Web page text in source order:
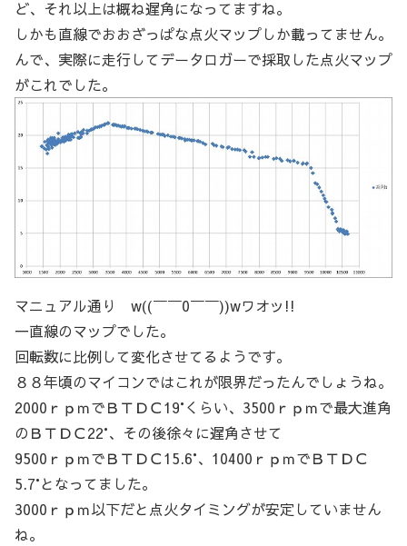
ど、それ以上は概ね遅角になってますね。
しかも直線でおおざっぱな点火マップしか載ってません。
んで、実際に走行してデータロガーで採取した点火マップ
がこれでした。
マニュアル通り w((￣￣0￣￣))wワオッ!!
一直線のマップでした。
回転数に比例して変化させてるようです。
８８年頃のマイコンではこれが限界だったんでしょうね。
2000ｒｐｍでＢＴＤＣ19°くらい、3500ｒｐｍで最大進角
のＢＴＤＣ22°、その後徐々に遅角させて
9500ｒｐｍでＢＴＤＣ15.6°、10400ｒｐｍでＢＴＤＣ
5.7°となってました。
3000ｒｐｍ以下だと点火タイミングが安定していません
ね。